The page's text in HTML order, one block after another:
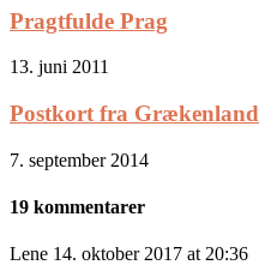
Pragtfulde Prag
13. juni 2011
Postkort fra Grækenland
7. september 2014
19 kommentarer
Lene 14. oktober 2017 at 20:36